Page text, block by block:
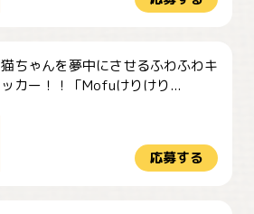
猫ちゃんを夢中にさせるふわふわキ
ッカー！！「Mofuけりけり...
応募する